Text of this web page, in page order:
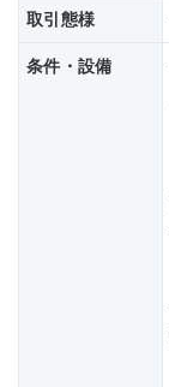
取引態様
条件・設備